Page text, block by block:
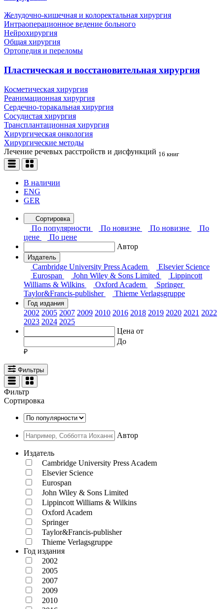
Желудочно-кишечная и колоректальная хирургия
Интраоперационное ведение больного
Нейрохирургия
Общая хирургия
Ортопедия и переломы
Пластическая и восстановительная хирургия
Косметическая хирургия
Реанимационная хирургия
Сердечно-торакальная хирургия
Сосудистая хирургия
Трансплантационная хирургия
Хирургическая онкология
Хирургические методы
Лечение речевых расстройств и дисфункций 16 книг
В наличии
ENG
GER
Сортировка
По популярности По новизне По новизне
По
цене
По цене
Автор
Издатель
Cambridge University Press Academ
Elsevier Science
Eurospan
John Wiley & Sons Limited
Lippincott
Williams & Wilkins
Oxford Academ
Springer
Taylor&Francis-publisher
Thieme Verlagsgruppe
Год издания
2002 2005 2007 2009 2010 2016 2018 2019 2020 2021 2022
2023 2024 2025
Цена от
До
Фильтры
Фильтр
Сортировка
Автор
Издатель
Cambridge University Press Academ
Elsevier Science
Eurospan
John Wiley & Sons Limited
Lippincott Williams & Wilkins
Oxford Academ
Springer
Taylor&Francis-publisher
Thieme Verlagsgruppe
Год издания
2002
2005
2007
2009
2010